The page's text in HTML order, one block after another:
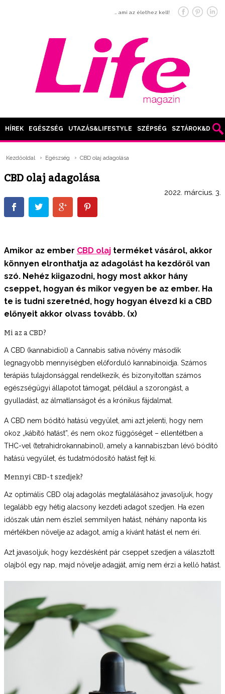
… ami az élethez kell!
HÍREK EGÉSZSÉG UTAZÁS&LIFESTYLE SZÉPSÉG SZTÁROK&DIVAT
Kezdőoldal Egészség CBD olaj adagolása
CBD olaj adagolása
2022. március. 3.
Amikor az ember CBD olaj terméket vásárol, akkor
könnyen elronthatja az adagolást ha kezdőről van
szó. Nehéz kiigazodni, hogy most akkor hány
cseppet, hogyan és mikor vegyen be az ember. Ha
te is tudni szeretnéd, hogy hogyan élvezd ki a CBD
előnyeit akkor olvass tovább. (x)
Mi az a CBD?
A CBD (kannabidiol) a Cannabis sativa növény második
legnagyobb mennyiségben előforduló kannabinoidja. Számos
terápiás tulajdonsággal rendelkezik, és bizonyítottan számos
egészségügyi állapotot támogat, például a szorongást, a
gyulladást, az álmatlanságot és a krónikus fájdalmat.
A CBD nem bódító hatású vegyület, ami azt jelenti, hogy nem
okoz „kábító hatást”, és nem okoz függőséget – ellentétben a
THC-vel (tetrahidrokannabinol), amely a kannabiszban lévő bódító
hatású vegyület, és tudatmódosító hatást fejt ki.
Mennyi CBD-t szedjek?
Az optimális CBD olaj adagolás megtalálásához javasoljuk, hogy
legalább egy hétig alacsony kezdeti adagot szedjen. Ha ezen
időszak után nem észlel semmilyen hatást, néhány naponta kis
mértékben növelje az adagot, amíg a kívánt hatást el nem éri.
Azt javasoljuk, hogy kezdésként pár cseppet szedjen a választott
olajból egy nap, majd növelje adagját, amíg nem érzi a kellő hatást.